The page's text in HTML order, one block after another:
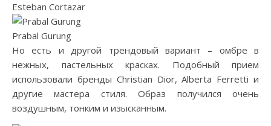
Esteban Cortazar
Prabal Gurung
Но есть и другой трендовый вариант – омбре в
нежных, пастельных красках. Подобный прием
использовали бренды Christian Dior, Alberta Ferretti и
другие мастера стиля. Образ получился очень
воздушным, тонким и изысканным.